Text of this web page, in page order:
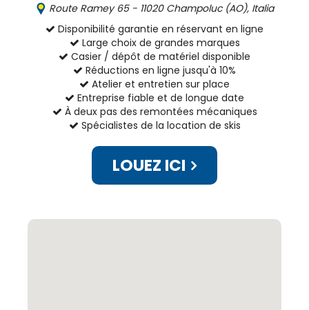
Route Ramey 65 - 11020 Champoluc (AO), Italia
Disponibilité garantie en réservant en ligne
Large choix de grandes marques
Casier / dépôt de matériel disponible
Réductions en ligne jusqu'à 10%
Atelier et entretien sur place
Entreprise fiable et de longue date
À deux pas des remontées mécaniques
Spécialistes de la location de skis
LOUEZ ICI